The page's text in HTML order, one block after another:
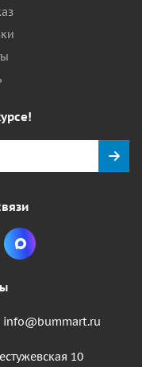
info@bummart.ru
10